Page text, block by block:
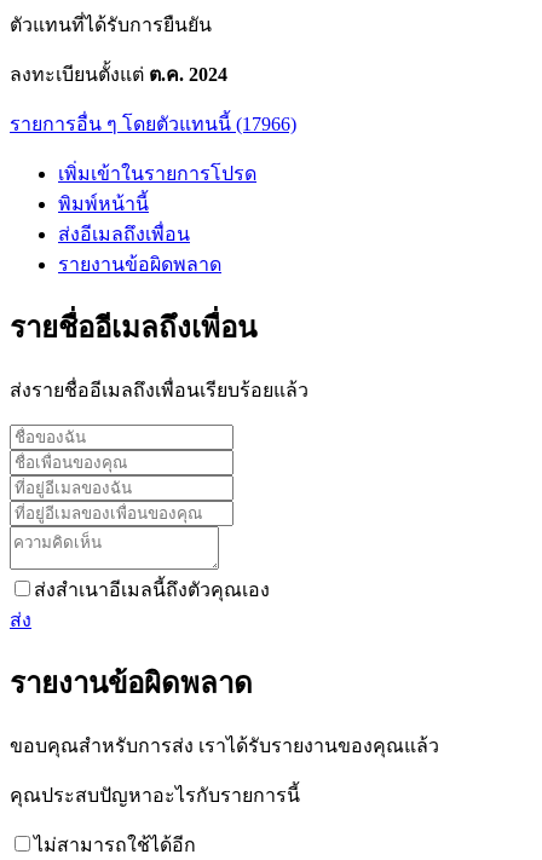
ตัวแทนที่ได้รับการยืนยัน
ลงทะเบียนตั้งแต่ ต.ค. 2024
รายการอื่น ๆ โดยตัวแทนนี้ (17966)
เพิ่มเข้าในรายการโปรด
พิมพ์หน้านี้
ส่งอีเมลถึงเพื่อน
รายงานข้อผิดพลาด
รายชื่ออีเมลถึงเพื่อน
ส่งรายชื่ออีเมลถึงเพื่อนเรียบร้อยแล้ว
ส่งสำเนาอีเมลนี้ถึงตัวคุณเอง
ส่ง
รายงานข้อผิดพลาด
ขอบคุณสำหรับการส่ง เราได้รับรายงานของคุณแล้ว
คุณประสบปัญหาอะไรกับรายการนี้
ไม่สามารถใช้ได้อีก